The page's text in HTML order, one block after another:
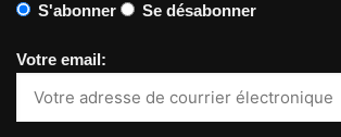
S'abonner Se désabonner
Votre email: